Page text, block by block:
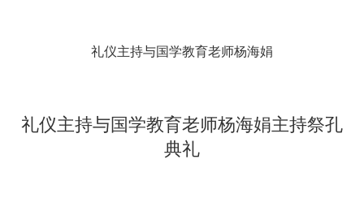
礼仪主持与国学教育老师杨海娟
礼仪主持与国学教育老师杨海娟主持祭孔
典礼